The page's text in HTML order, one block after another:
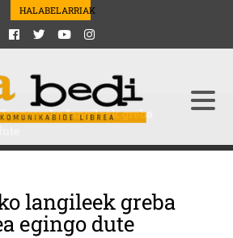
HALABELARRIAK
langileek greba
langileek greba
egingo dute